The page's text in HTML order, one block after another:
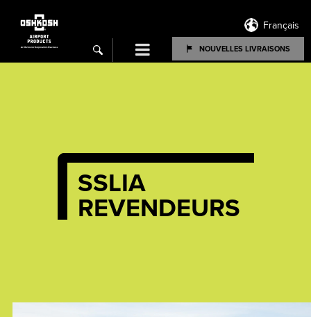
Français
search NOUVELLES LIVRAISONS
Menu
SSLIA
REVENDEURS